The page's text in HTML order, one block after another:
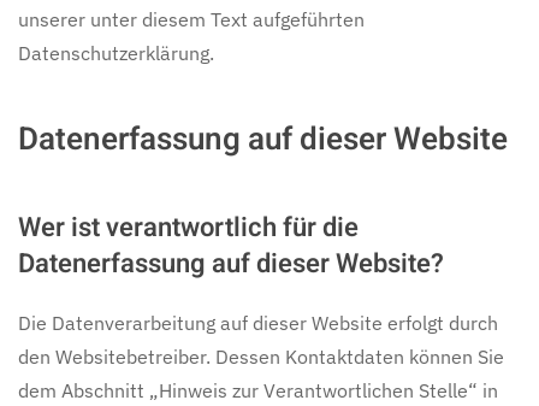
unserer unter diesem Text aufgeführten
Datenschutzerklärung.
Datenerfassung auf dieser Website
Wer ist verantwortlich für die
Datenerfassung auf dieser Website?
Die Datenverarbeitung auf dieser Website erfolgt durch
den Websitebetreiber. Dessen Kontaktdaten können Sie
dem Abschnitt „Hinweis zur Verantwortlichen Stelle“ in